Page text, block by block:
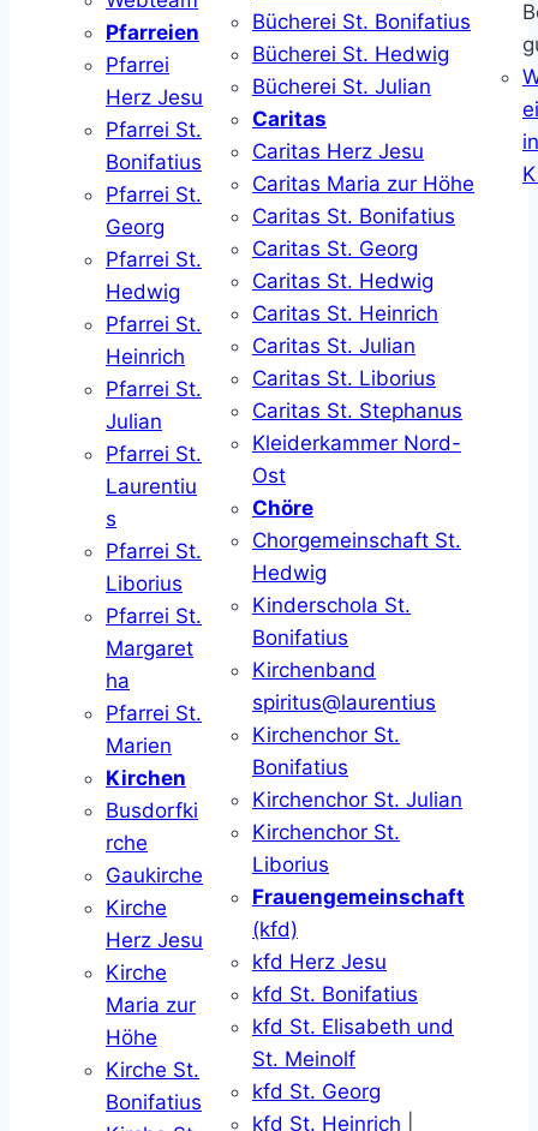
Pfarreien
Pfarrei
Herz Jesu
Pfarrei St.
Bonifatius
Pfarrei St.
Georg
Pfarrei St.
Hedwig
Pfarrei St.
Heinrich
Pfarrei St.
Julian
Pfarrei St.
Laurentiu
s
Pfarrei St.
Liborius
Pfarrei St.
Margaret
ha
Pfarrei St.
Marien
Kirchen
Busdorfki
rche
Gaukirche
Kirche
Herz Jesu
Kirche
Maria zur
Höhe
Kirche St.
Bonifatius
Bücherei St. Bonifatius
Bücherei St. Hedwig
Bücherei St. Julian
Caritas
Caritas Herz Jesu
Caritas Maria zur Höhe
Caritas St. Bonifatius
Caritas St. Georg
Caritas St. Hedwig
Caritas St. Heinrich
Caritas St. Julian
Caritas St. Liborius
Caritas St. Stephanus
Kleiderkammer Nord-
Ost
Chöre
Chorgemeinschaft St.
Hedwig
Kinderschola St.
Bonifatius
Kirchenband
spiritus@laurentius
Kirchenchor St.
Bonifatius
Kirchenchor St. Julian
Kirchenchor St.
Liborius
Frauengemeinschaft
(kfd)
kfd Herz Jesu
kfd St. Bonifatius
kfd St. Elisabeth und
St. Meinolf
kfd St. Georg
kfd St. Heinrich